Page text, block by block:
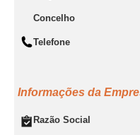
Concelho
Telefone
Informações da
Razão Social